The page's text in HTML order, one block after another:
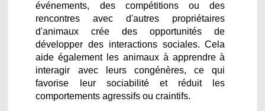
événements, des compétitions ou des
rencontres avec d'autres propriétaires
d'animaux crée des opportunités de
développer des interactions sociales. Cela
aide également les animaux à apprendre à
interagir avec leurs congénères, ce qui
favorise leur sociabilité et réduit les
comportements agressifs ou craintifs.